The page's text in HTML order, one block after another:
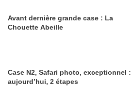
Avant dernière grande case : La
Chouette Abeille
Case N2, Safari photo, exceptionnel :
aujourd’hui, 2 étapes